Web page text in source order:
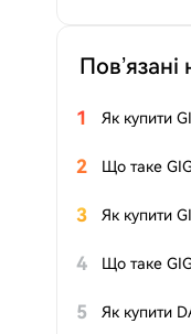
1 Як купити
2 Що таке
3 Як купити
4 Що таке
5 Як купити